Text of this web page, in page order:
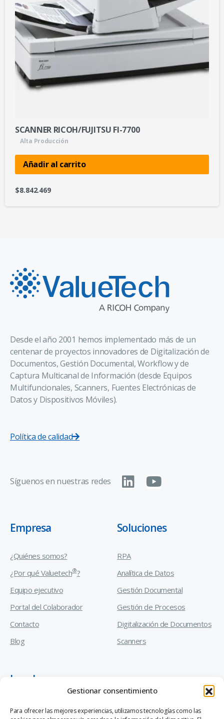
Gestionar consentimiento
Para ofrecer las mejores experiencias, utilizamos tecnologías como las
SCANNER RICOH/FUJITSU FI-7700
Alta Producción
Añadir al carrito
$8.842.469
Desde el año 2001 hemos implementado más de un
centenar de proyectos innovadores de Digitalización de
Documentos, Gestión Documental, Workflow y de
Captura Multicanal de Información (desde Equipos
Multifuncionales, Scanners, Fuentes Electrónicas de
Datos y Dispositivos Móviles).
Política de calidad
Síguenos en nuestras redes
Empresa
¿Quiénes somos?
¿Por qué Valuetech®?
Equipo ejecutivo
Portal del Colaborador
Contacto
Blog
Soluciones
RPA
Analítica de Datos
Gestión Documental
Gestión de Procesos
Digitalización de Documentos
Scanners
Legal
Manual de Prevención de Delitos